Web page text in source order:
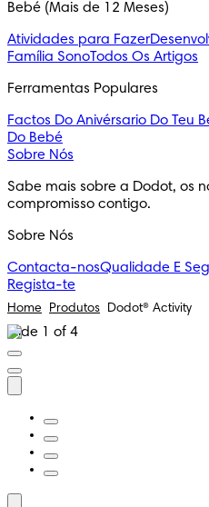
Bebé (Mais de 12 Meses)
Atividades para Fazer
Família SonoTodos Os Artigos
Ferramentas Populares
Factos Do Anivérsario Do Teu
Do Bebé
Sobre Nós
Sabe mais sobre a Dodot, os
compromisso contigo.
Sobre Nós
Contacta-nosQualidade E
Regista-te
Home Produtos Dodot® Activity
Slide 1 of 4